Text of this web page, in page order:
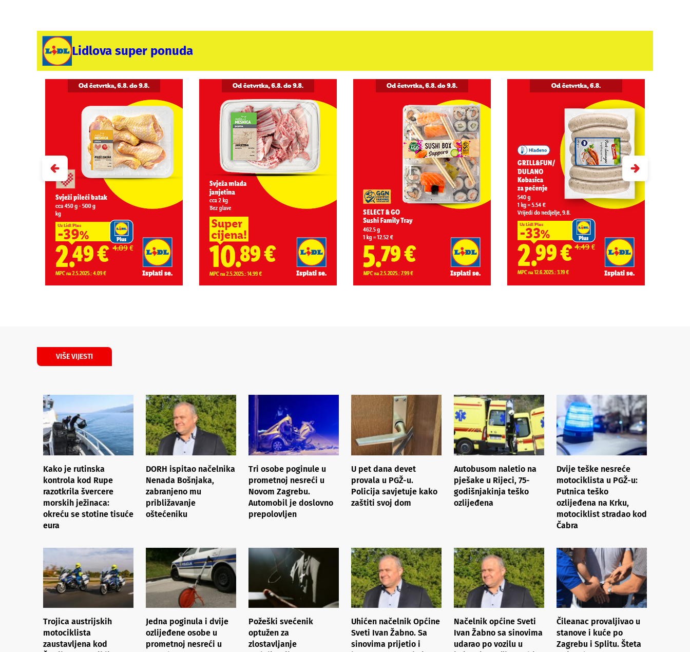
Lidlova super ponuda
VIŠE VIJESTI
Kako je rutinska
kontrola kod Rupe
razotkrila švercere
morskih ježinaca:
okreću se stotine tisuće
eura
DORH ispitao načelnika
Nenada Bošnjaka,
zabranjeno mu
približavanje
oštećeniku
Tri osobe poginule u
prometnoj nesreći u
Novom Zagrebu.
Automobil je doslovno
prepolovljen
U pet dana devet
provala u PGŽ-u.
Policija savjetuje kako
zaštiti svoj dom
Autobusom naletio na
pješake u Rijeci, 75-
godišnjakinja teško
ozlijeđena
Dvije teške nesreće
motociklista u PGŽ-u:
Putnica teško
ozlijeđena na Krku,
motociklist stradao kod
Čabra
Trojica austrijskih
motociklista
zaustavljena kod
Jedna poginula i dvije
ozlijeđene osobe u
prometnoj nesreći u
Požeški svećenik
optužen za
zlostavljanje
Uhićen načelnik Općine
Sveti Ivan Žabno. Sa
sinovima prijetio i
Načelnik općine Sveti
Ivan Žabno sa sinovima
udarao po vozilu u
Čileanac provaljivao u
stanove i kuće po
Zagrebu i Splitu. Šteta